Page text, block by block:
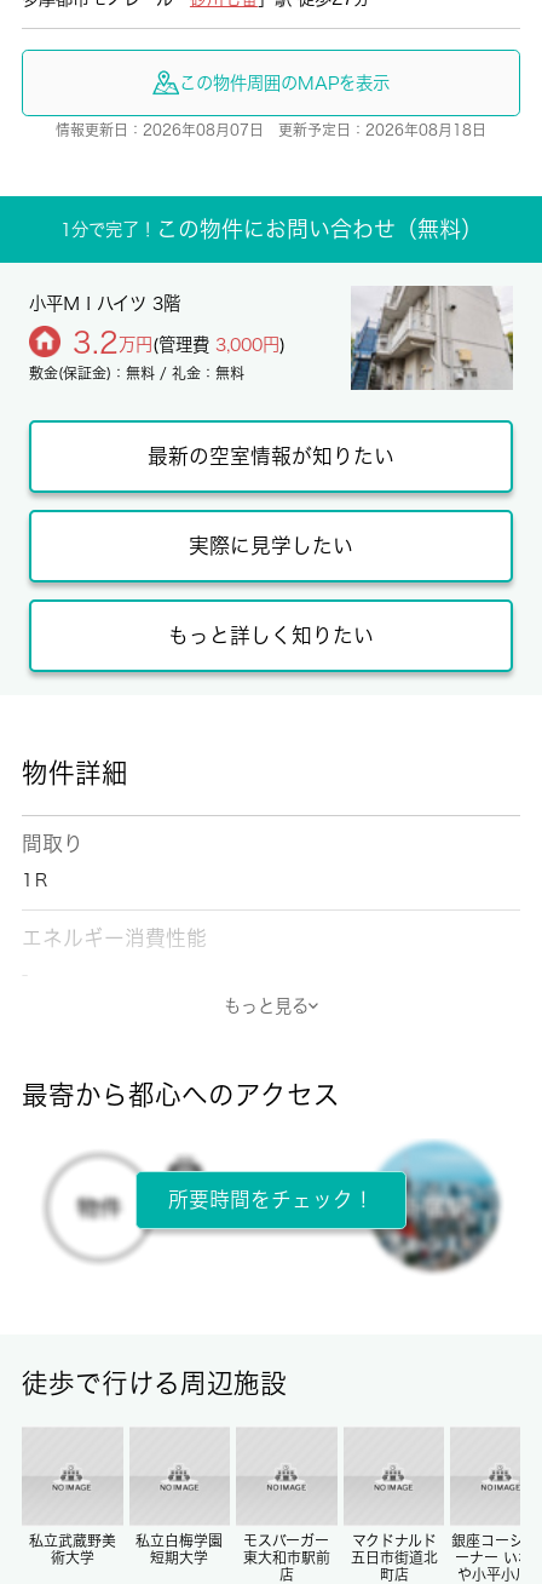
この物件周囲のMAPを表示
情報更新日：2026年08月07日 更新予定日：2026年08月18日
1分で完了！ この物件にお問い合わせ（無料）
小平ＭＩハイツ 3階
3.2 万円 (管理費 3,000円)
敷金(保証金)：無料 / 礼金：無料
最新の空室情報が知りたい
実際に見学したい
もっと詳しく知りたい
物件詳細
間取り
1Ｒ
エネルギー消費性能
-
所在階
3階 / 3階建
-/-
もっと見る
最寄から都心へのアクセス
所要時間をチェック！
徒歩で行ける周辺施設
私立武蔵野美
術大学
私立白梅学園
短期大学
モスバーガー
東大和市駅前
店
マクドナルド
五日市街道北
町店
銀座コージー
ーナー いな
や小平小川